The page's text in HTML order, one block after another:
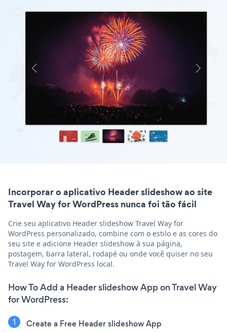
Incorporar o aplicativo Header slideshow ao site
Travel Way for WordPress nunca foi tão fácil
Crie seu aplicativo Header slideshow Travel Way for
WordPress personalizado, combine com o estilo e as cores do
seu site e adicione Header slideshow à sua página,
postagem, barra lateral, rodapé ou onde você quiser no seu
Travel Way for WordPress local.
How To Add a Header slideshow App on Travel Way
for WordPress:
Create a Free Header slideshow App